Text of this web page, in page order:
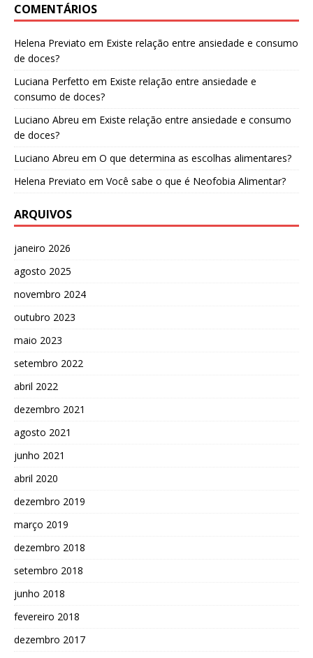
COMENTÁRIOS
Helena Previato em Existe relação entre ansiedade e consumo
de doces?
Luciana Perfetto em Existe relação entre ansiedade e
consumo de doces?
Luciano Abreu em Existe relação entre ansiedade e consumo
de doces?
Luciano Abreu em O que determina as escolhas alimentares?
Helena Previato em Você sabe o que é Neofobia Alimentar?
ARQUIVOS
janeiro 2026
agosto 2025
novembro 2024
outubro 2023
maio 2023
setembro 2022
abril 2022
dezembro 2021
agosto 2021
junho 2021
abril 2020
dezembro 2019
março 2019
dezembro 2018
setembro 2018
junho 2018
fevereiro 2018
dezembro 2017